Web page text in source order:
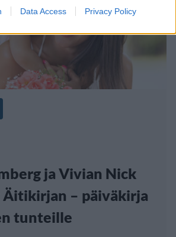
Data Access Privacy Policy
ja Vivian Nick
– päiväkirja
tunteille